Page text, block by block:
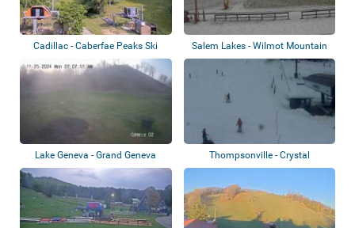
Cadillac - Caberfae Peaks Ski
Resort
Salem Lakes - Wilmot Mountain
Lake Geneva - Grand Geneva
Resort
Thompsonville - Crystal
Mountain